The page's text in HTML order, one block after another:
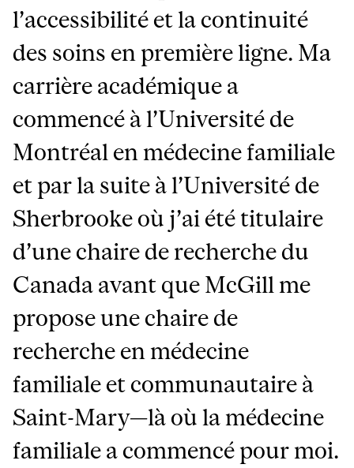
l’accessibilité et la continuité
des soins en première ligne. Ma
carrière académique a
commencé à l’Université de
Montréal en médecine familiale
et par la suite à l’Université de
Sherbrooke où j’ai été titulaire
d’une chaire de recherche du
Canada avant que McGill me
propose une chaire de
recherche en médecine
familiale et communautaire à
Saint-Mary—là où la médecine
familiale a commencé pour moi.